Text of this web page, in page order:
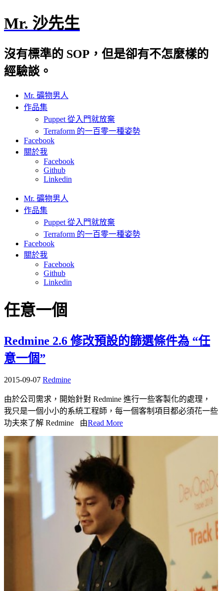
Mr. 沙先生
沒有標準的 SOP，但是卻有不怎麼樣的
經驗談。
Mr. 礦物男人
作品集
Puppet 從入門就放棄
Terraform 的一百零一種姿勢
Facebook
關於我
Facebook
Github
Linkedin
Mr. 礦物男人
作品集
Puppet 從入門就放棄
Terraform 的一百零一種姿勢
Facebook
關於我
Facebook
Github
Linkedin
任意一個
Redmine 2.6 修改預設的篩選條件為 “任
意一個”
2015-09-07 Redmine
由於公司需求，開始針對 Redmine 進行一些客製化的處理，
我只是一個小小的系統工程師，每一個客制項目都必須花一些
功夫來了解 Redmine 由Read More